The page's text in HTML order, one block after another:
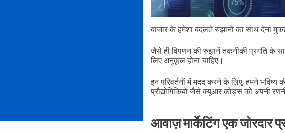
बाजार के हमेशा बदलते रुझानों का साथ देना
जैसे ही विपणन की रुझानें तकनीकी प्रगति के
लिए अनुकूल होना चाहिए।
इन परिवर्तनों में मदद करने के लिए, हमने भविष्य
प्रौद्योगिकियों जैसे क्यूआर कोड्स को अपनी
आवाज़ मार्केटिंग एक जोरदार